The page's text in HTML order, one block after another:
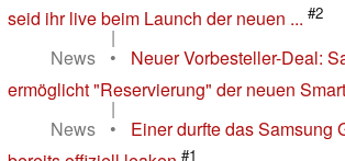
seid ihr live beim Launch der neuen ... #2
|
News
•
Neuer Vorbesteller-Deal:
ermöglicht "Reservierung" der neuen
|
News
•
Einer durfte das Samsung
#1